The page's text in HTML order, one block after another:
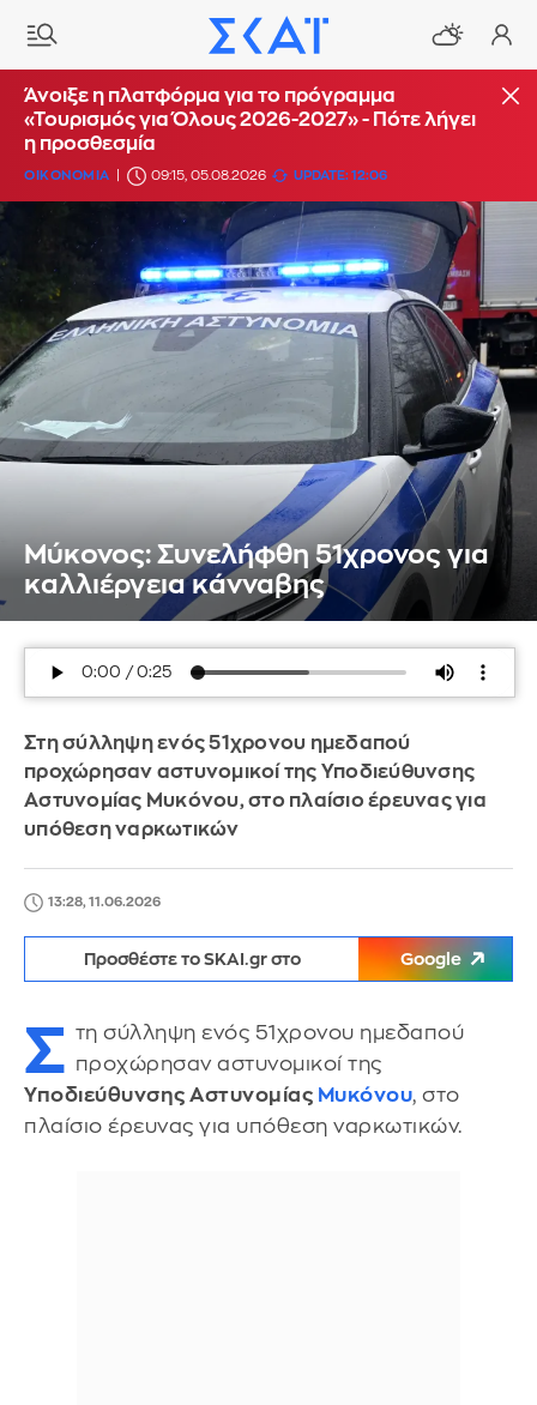
Άνοιξε η πλατφόρμα για το πρόγραμμα
«Τουρισμός για Όλους 2026-2027» - Πότε λήγει
η προσθεσμία
ΟΙΚΟΝΟΜΙΑ 09:15, 05.08.2026 UPDATE: 12:06
Μύκονος: Συνελήφθη 51χρονος για
καλλιέργεια κάνναβης
Στη σύλληψη ενός 51χρονου ημεδαπού
προχώρησαν αστυνομικοί της Υποδιεύθυνσης
Αστυνομίας Μυκόνου, στο πλαίσιο έρευνας για
υπόθεση ναρκωτικών
13:28, 11.06.2026
Προσθέστε το SKAI.gr στο Google
Σ τη σύλληψη ενός 51χρονου ημεδαπού
προχώρησαν αστυνομικοί της
Υποδιεύθυνσης Αστυνομίας Μυκόνου, στο
πλαίσιο έρευνας για υπόθεση ναρκωτικών.